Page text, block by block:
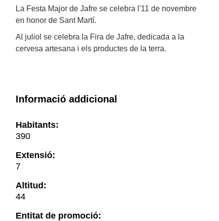
La Festa Major de Jafre se celebra l'11 de novembre
en honor de Sant Martí.
Al juliol se celebra la Fira de Jafre, dedicada a la
cervesa artesana i els productes de la terra.
Informació addicional
Habitants:
390
Extensió:
7
Altitud:
44
Entitat de promoció: